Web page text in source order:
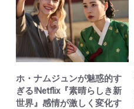
ホ・ナムジュンが魅惑的す
ぎる!Netflix『素晴らしき新
世界』感情が激しく変化す